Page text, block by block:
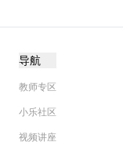
导航
教师专区
小乐社区
视频讲座